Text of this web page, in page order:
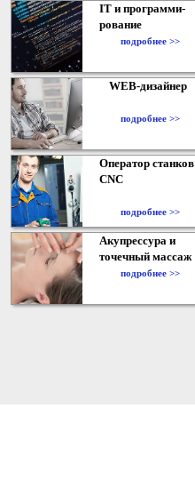
IT и программи-
рование
подробнее >>
WEB-дизайнер
подробнее >>
Оператор станков
CNC
подробнее >>
Акупрессура и
точечный массаж
подробнее >>